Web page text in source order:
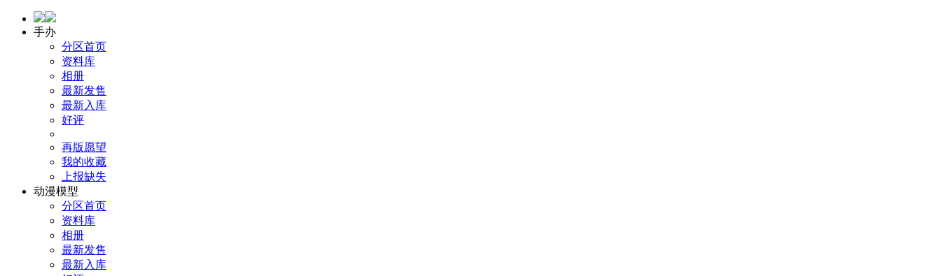
手办
分区首页
资料库
相册
最新发售
最新入库
好评
再版愿望
我的收藏
上报缺失
动漫模型
分区首页
资料库
相册
最新发售
最新入库